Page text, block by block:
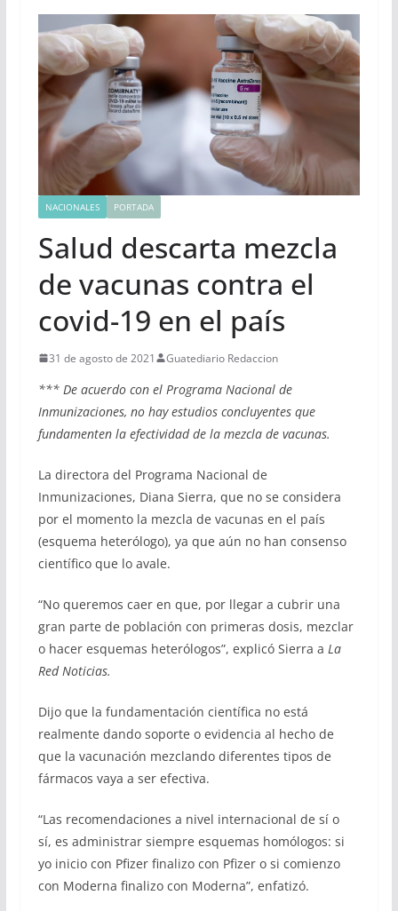
NACIONALES PORTADA
Salud descarta mezcla
de vacunas contra el
covid-19 en el país
31 de agosto de 2021 Guatediario Redaccion
*** De acuerdo con el Programa Nacional de
Inmunizaciones, no hay estudios concluyentes que
fundamenten la efectividad de la mezcla de vacunas.
La directora del Programa Nacional de
Inmunizaciones, Diana Sierra, que no se considera
por el momento la mezcla de vacunas en el país
(esquema heterólogo), ya que aún no han consenso
científico que lo avale.
“No queremos caer en que, por llegar a cubrir una
gran parte de población con primeras dosis, mezclar
o hacer esquemas heterólogos”, explicó Sierra a La
Red Noticias.
Dijo que la fundamentación científica no está
realmente dando soporte o evidencia al hecho de
que la vacunación mezclando diferentes tipos de
fármacos vaya a ser efectiva.
“Las recomendaciones a nivel internacional de sí o
sí, es administrar siempre esquemas homólogos: si
yo inicio con Pfizer finalizo con Pfizer o si comienzo
con Moderna finalizo con Moderna”, enfatizó.